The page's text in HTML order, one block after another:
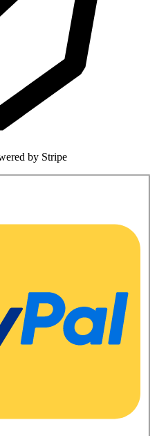
by Stripe